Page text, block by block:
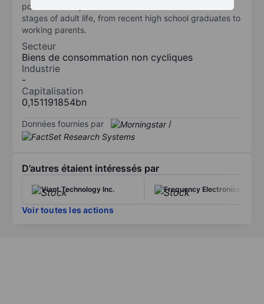
post-secondary education services to students at all
stages of adult life, from recent high school graduates to
working parents.
Secteur
Biens de consommation non cycliques
Industrie
-
Capitalisation
0,151191854bn
Données fournies par /
D’autres étaient intéressés par
Viant Technology Inc. Frequency Electronics Inc.
Voir toutes les actions